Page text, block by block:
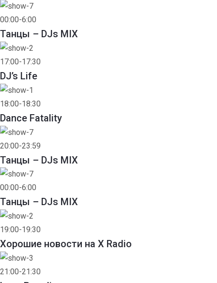
00:00-6:00
Танцы – DJs MIX
17:00-17:30
DJ’s Life
18:00-18:30
Dance Fatality
20:00-23:59
Танцы – DJs MIX
00:00-6:00
Танцы – DJs MIX
19:00-19:30
Хорошие новости на X Radio
21:00-21:30